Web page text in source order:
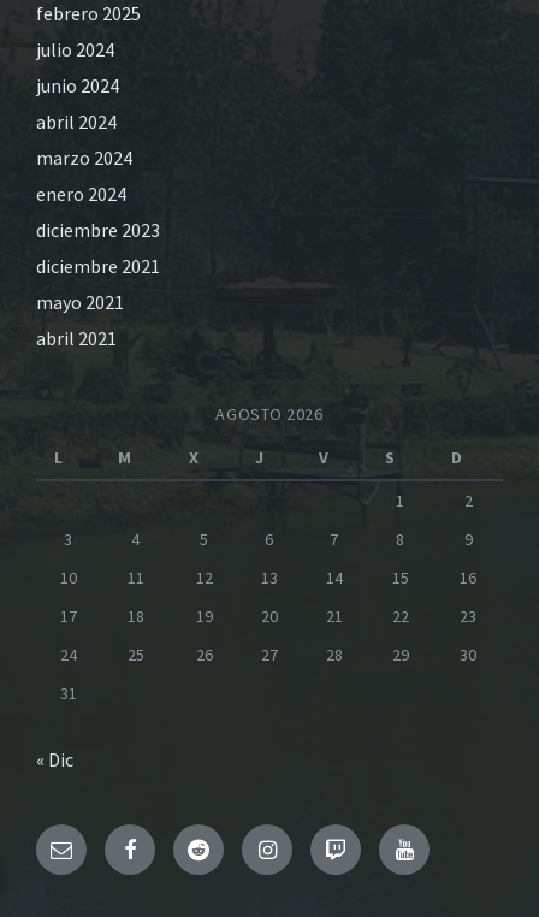
febrero 2025
julio 2024
junio 2024
abril 2024
marzo 2024
enero 2024
diciembre 2023
diciembre 2021
mayo 2021
abril 2021
AGOSTO 2026
L
M X J V S
D
1
2
3
4 5 6 7 8
9
10
11 12 13 14 15
16
17
18 19 20 21 22
23
24
25 26 27 28 29
30
31
« Dic
Email FacebookReddit InstagramTwitch YouTube